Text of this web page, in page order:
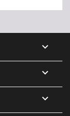


